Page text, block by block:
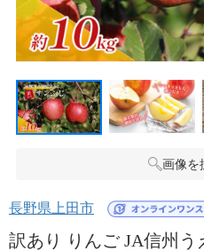
画像を
長野県上田市
訳あり りんご JA信州